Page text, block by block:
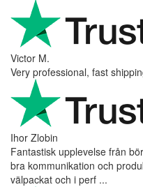
Victor M.
Very professional, fast
Ihor Zlobin
Fantastisk upplevelse från
bra kommunikation och
välpackat och i perf ...